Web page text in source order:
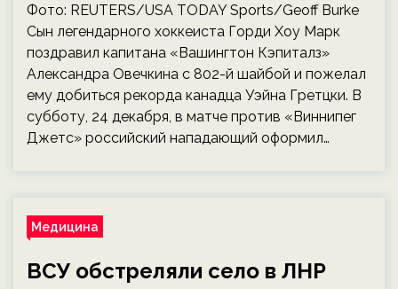
Фото: REUTERS/USA TODAY Sports/Geoff Burke
Сын легендарного хоккеиста Горди Хоу Марк
поздравил капитана «Вашингтон Кэпиталз»
Александра Овечкина с 802-й шайбой и пожелал
ему добиться рекорда канадца Уэйна Гретцки. В
субботу, 24 декабря, в матче против «Виннипег
Джетс» российский нападающий оформил…
Медицина
ВСУ обстреляли село в ЛНР